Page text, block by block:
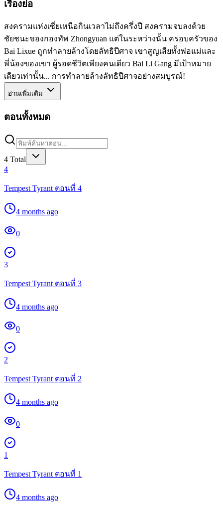
เรื่องย่อ
สงครามแห่งเซี่ยเหนือกินเวลาไม่ถึงครึ่งปี สงครามจบลงด้วย
ชัยชนะของกองทัพ Zhongyuan แต่ในระหว่างนั้น ครอบครัวของ
Bai Lixue ถูกทำลายล้างโดยลัทธิปีศาจ เขาสูญเสียทั้งพ่อแม่และ
พี่น้องของเขา ผู้รอดชีวิตเพียงคนเดียว Bai Li Gang มีเป้าหมาย
เดียวเท่านั้น... การทำลายล้างลัทธิปีศาจอย่างสมบูรณ์!
อ่านเพิ่มเติม
ตอนทั้งหมด
4 Total
4
Tempest Tyrant ตอนที่ 4
4 months ago
0
3
Tempest Tyrant ตอนที่ 3
4 months ago
0
2
Tempest Tyrant ตอนที่ 2
4 months ago
0
1
Tempest Tyrant ตอนที่ 1
4 months ago